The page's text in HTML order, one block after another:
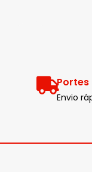
Portes
Envio